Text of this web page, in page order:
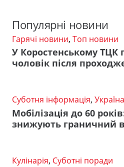
Популярні новини
Гарячі новини, Топ новини
У Коростенському ТЦК
чоловік після
Суботня інформація, Україна
Мобілізація до 60
знижують граничний
Кулінарія, Суботні поради